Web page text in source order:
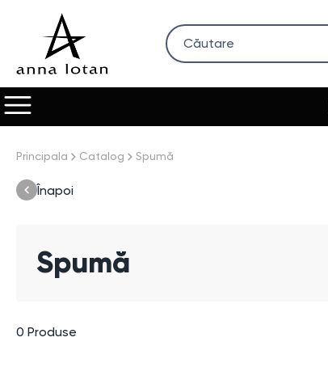
Principala Catalog Spumă
Înapoi
Spumă
0 Produse